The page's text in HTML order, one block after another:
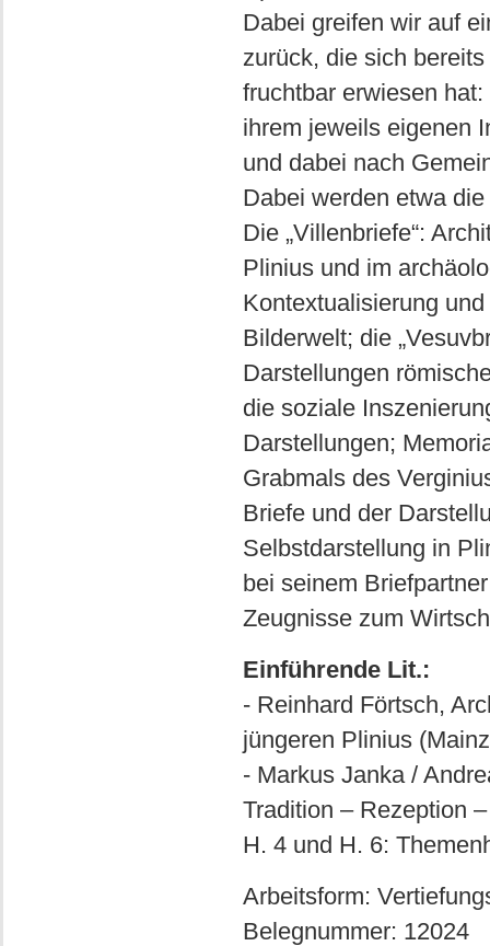
Dabei greifen wir auf
zurück, die sich
fruchtbar erwiesen
ihrem jeweils eigenen
und dabei nach
Dabei werden etwa
Die „Villenbriefe“:
Plinius und im
Kontextualisierung
Bilderwelt; die
Darstellungen
die soziale
Darstellungen;
Grabmals des
Briefe und der
Selbstdarstellung in
bei seinem
Zeugnisse zum
Einführende Lit.:
- Reinhard Förtsch,
jüngeren Plinius
- Markus Janka /
Tradition – Rezeption
H. 4 und H. 6:
Arbeitsform:
Belegnummer: 12024